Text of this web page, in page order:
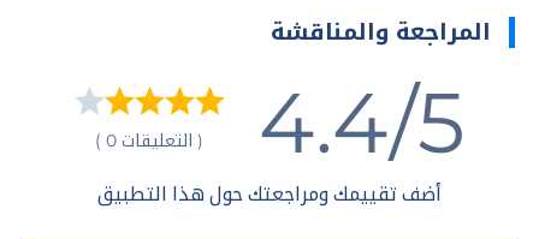
المراجعة والمناقشة
4.4/5 ( التعليقات 0 )
أضف تقييمك ومراجعتك حول هذا التطبيق